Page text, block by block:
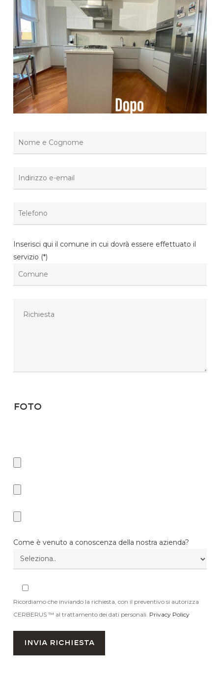
Inserisci qui il comune in cui dovrà essere effettuato il
servizio (*)
Foto
Come è venuto a conoscenza della nostra azienda?
Ricordiamo che inviando la richiesta, con il preventivo si autorizza
CERBERUS ™ al trattamento dei dati personali. Privacy Policy